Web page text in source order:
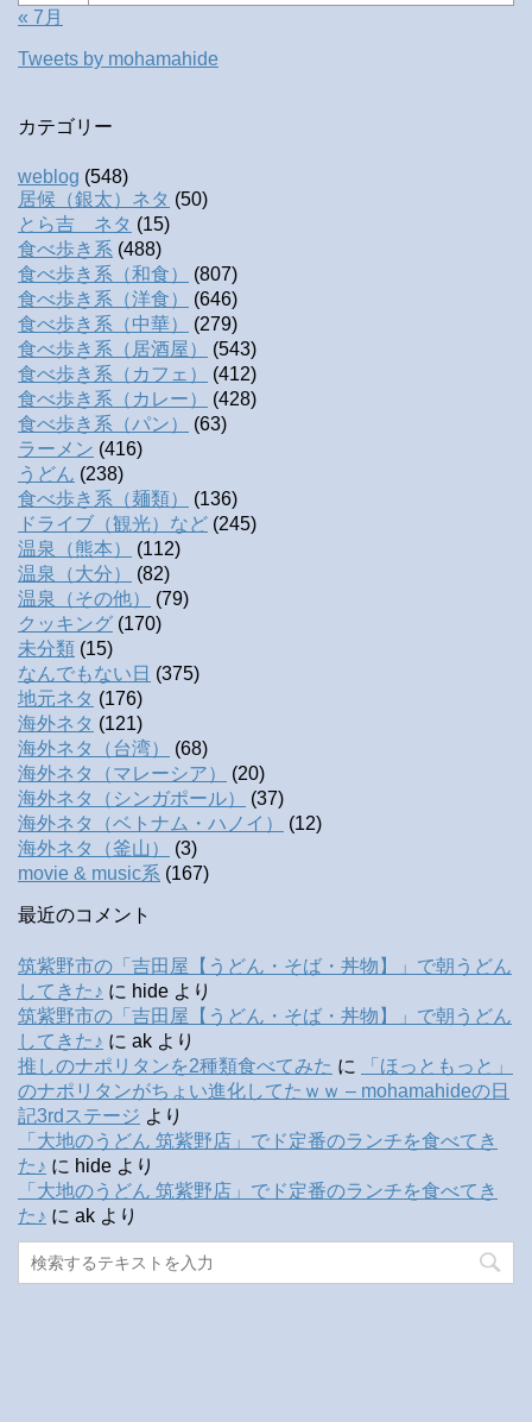
« 7月
Tweets by mohamahide
カテゴリー
weblog (548)
居候（銀太）ネタ (50)
とら吉 ネタ (15)
食べ歩き系 (488)
食べ歩き系（和食）
(807)
食べ歩き系（洋食）
(646)
食べ歩き系（中華）
(279)
食べ歩き系（居酒屋）
(543)
食べ歩き系（カフェ）
(412)
食べ歩き系（カレー）
(428)
食べ歩き系（パン）
(63)
ラーメン (416)
うどん (238)
食べ歩き系（麺類）
(136)
ドライブ（観光）など (245)
温泉（熊本）
(112)
温泉（大分）
(82)
温泉（その他）
(79)
クッキング (170)
未分類 (15)
なんでもない日 (375)
地元ネタ (176)
海外ネタ (121)
海外ネタ（台湾）
(68)
海外ネタ（マレーシア）
(20)
海外ネタ（シンガポール）
(37)
海外ネタ（ベトナム・ハノイ）
(12)
海外ネタ（釜山）
(3)
movie & music系 (167)
最近のコメント
筑紫野市の「吉田屋【うどん・そば・丼物】」で朝うどん
してきた♪ に hide より
筑紫野市の「吉田屋【うどん・そば・丼物】」で朝うどん
してきた♪ に ak より
推しのナポリタンを2種類食べてみた に
「ほっともっと」
のナポリタンがちょい進化してたｗｗ – mohamahideの日
記3rdステージ より
「大地のうどん 筑紫野店」でド定番のランチを食べてき
た♪ に hide より
「大地のうどん 筑紫野店」でド定番のランチを食べてき
た♪ に ak より